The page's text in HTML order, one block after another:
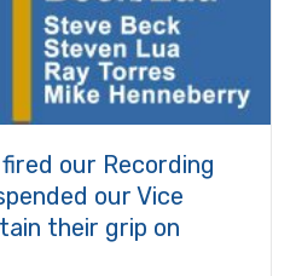
our Recording
our Vice
their grip on